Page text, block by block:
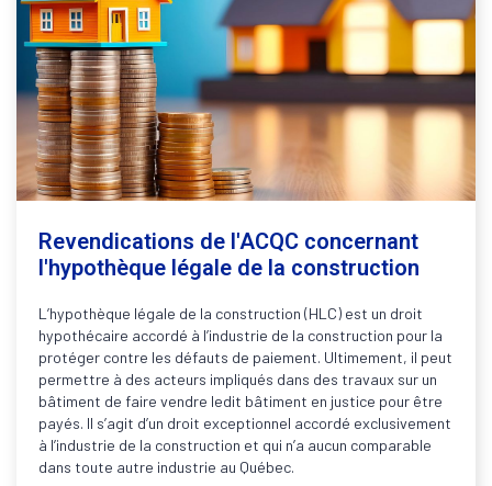
Revendications de l'ACQC concernant
l'hypothèque légale de la construction
L’hypothèque légale de la construction (HLC) est un droit
hypothécaire accordé à l’industrie de la construction pour la
protéger contre les défauts de paiement. Ultimement, il peut
permettre à des acteurs impliqués dans des travaux sur un
bâtiment de faire vendre ledit bâtiment en justice pour être
payés. Il s’agit d’un droit exceptionnel accordé exclusivement
à l’industrie de la construction et qui n’a aucun comparable
dans toute autre industrie au Québec.